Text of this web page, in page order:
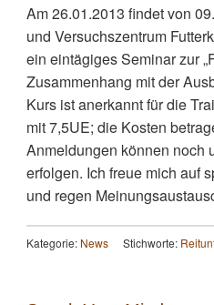
Am 26.01.2013 findet von
und Versuchszentrum
ein eintägiges Seminar zur
Zusammenhang mit der
Kurs ist anerkannt für die
mit 7,5UE; die Kosten
Anmeldungen können noch
erfolgen. Ich freue mich auf
und regen
Kategorie: News Stichworte: